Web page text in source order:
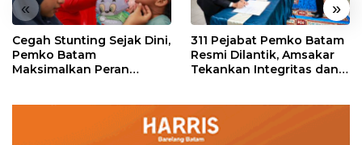
« »
Cegah Stunting Sejak Dini,
Pemko Batam
Maksimalkan Peran
311 Pejabat Pemko Batam
Resmi Dilantik, Amsakar
Tekankan Integritas dan